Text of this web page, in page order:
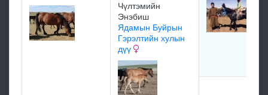
Чүлтэмийн
Энэбиш
Ядамын Буйрын
Гэрэлтийн хулын
дүү